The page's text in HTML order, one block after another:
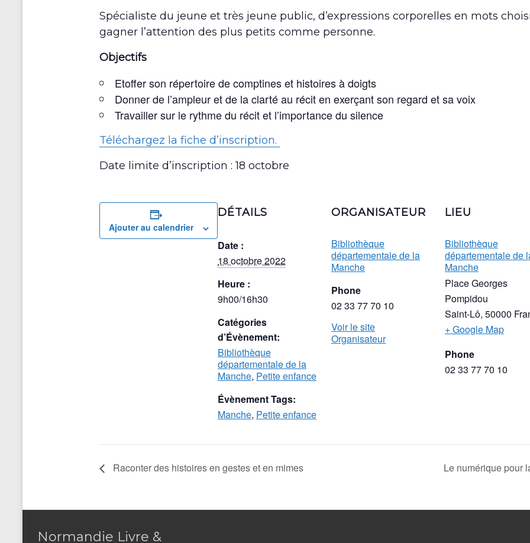
Spécialiste du jeune et très jeune public, d’expressions corporelles en mots
gagner l’attention des plus petits comme personne.
Objectifs
Etoffer son répertoire de comptines et histoires à doigts
Donner de l’ampleur et de la clarté au récit en exerçant son regard et sa voix
Travailler sur le rythme du récit et l’importance du silence
Téléchargez la fiche d’inscription.
Date limite d’inscription : 18 octobre
Ajouter au calendrier
DÉTAILS
Date :
18 octobre 2022
Heure :
9h00/16h30
Catégories
d’Évènement:
Bibliothèque
départementale de la
Manche, Petite enfance
Évènement Tags:
Manche, Petite enfance
ORGANISATEUR
Bibliothèque
départementale de la
Manche
Phone
02 33 77 70 10
Voir le site
Organisateur
LIEU
Bibliothèque
départementale de
Manche
Place Georges
Pompidou
Saint-Lô, 50000
+ Google Map
Phone
02 33 77 70 10
Raconter des histoires en gestes et en mimes Le numérique pour
Normandie Livre &